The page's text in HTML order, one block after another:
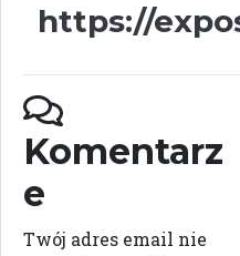
https://
Komentarz
e
Twój adres email nie